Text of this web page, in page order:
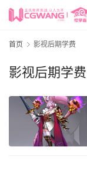
首页 影视后期学费
影视后期学费